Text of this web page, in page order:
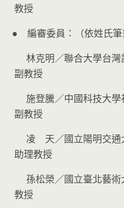
教授
● 編審委員：（依姓氏筆
林克明／聯合大
副教授
施登騰／中國科
副教授
凌 天／國立陽明
助理教授
孫松榮／國立臺北
教授